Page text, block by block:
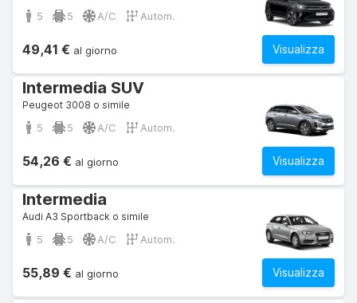
5 5 A/C Autom.
Visualizza
49,41 € al giorno
Intermedia SUV
Peugeot 3008 o simile
5 5 A/C Autom.
Visualizza
54,26 € al giorno
Intermedia
Audi A3 Sportback o simile
5 5 A/C Autom.
Visualizza
55,89 € al giorno